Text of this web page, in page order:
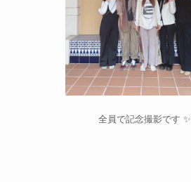
全員で記念撮影です ✨